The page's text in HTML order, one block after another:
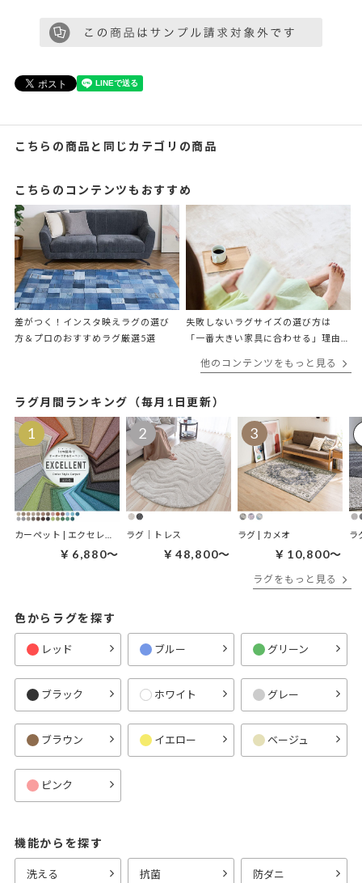
こちらの商品と同じカテゴリの商品
こちらのコンテンツもおすすめ
差がつく！インスタ映えラグの選び
方＆プロのおすすめラグ厳選5選
失敗しないラグサイズの選び方は
「一番大きい家具に合わせる」理由
他のコンテンツをもっと見る
ラグ月間ランキング（毎月1日更新）
￥6,880～
ラグ｜トレス
￥48,800～
ラグ | カメオ
￥10,800～
ラ
ラグをもっと見る
色からラグを探す
レッド ブルー グリーン
ブラック ホワイト グレー
ブラウン イエロー ベージュ
ピンク
機能からを探す
洗える 抗菌 防ダニ